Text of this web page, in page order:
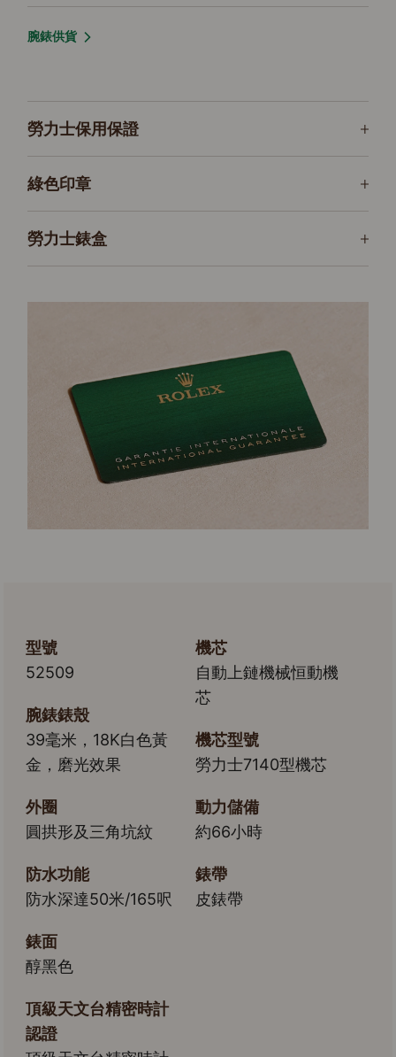
腕錶供貨
勞力士保用保證
綠色印章
勞力士錶盒
型號
52509
腕錶錶殼
39毫米，18K白色黃
金，磨光效果
外圈
圓拱形及三角坑紋
防水功能
防水深達50米/165呎
機芯
自動上鏈機械恒動機
芯
機芯型號
勞力士7140型機芯
動力儲備
約66小時
錶帶
皮錶帶
錶面
醇黑色
頂級天文台精密時計
認證